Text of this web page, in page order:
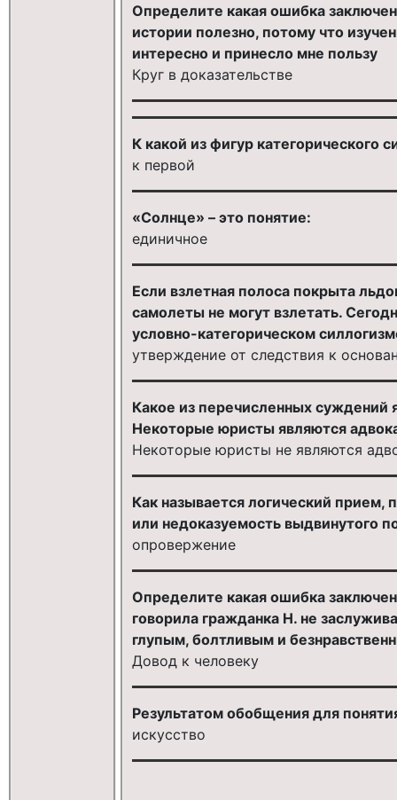
Определите какая ошибка
истории полезно, потому что
интересно и принесло мне пользу
Круг в доказательстве
К какой из фигур категорического
к первой
«Солнце» – это понятие:
единичное
Если взлетная полоса покрыта
самолеты не могут взлетать.
условно-категорическом
утверждение от следствия к
Какое из перечисленных суждений
Некоторые юристы являются
Некоторые юристы не являются
Как называется логический прием,
или недоказуемость выдвинутого
опровержение
Определите какая ошибка
говорила гражданка Н. не
глупым, болтливым и
Довод к человеку
Результатом обобщения для
искусство